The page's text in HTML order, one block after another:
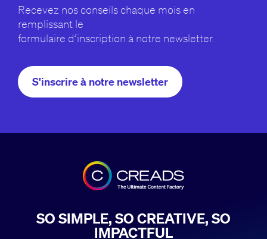
Recevez nos conseils chaque mois en
remplissant le
formulaire d’inscription à notre newsletter.
S'inscrire à notre newsletter
SO SIMPLE, SO CREATIVE, SO
IMPACTFUL